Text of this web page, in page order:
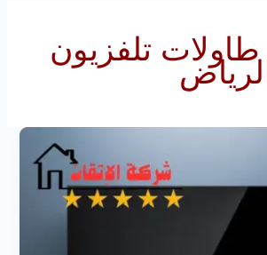
تلفزيون